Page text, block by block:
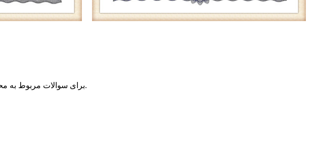
برای سوالات مربوط به محصولات یا لیست قیمت ما، لطفا ایمیل خود را برای ما بگذارید و ما ظرف 24 ساعت با شما تماس خواهیم گرفت.